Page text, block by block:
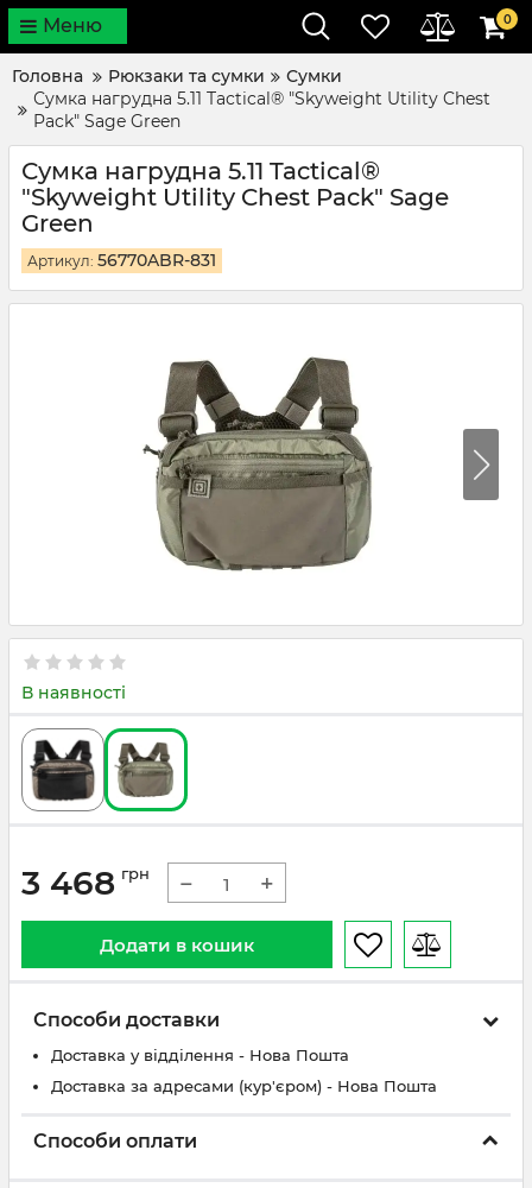
Меню 0
Головна Рюкзаки та сумки
Сумки
Сумка нагрудна 5.11 Tactical® "Skyweight Utility Chest
Pack" Sage Green
Сумка нагрудна 5.11 Tactical®
"Skyweight Utility Chest Pack" Sage
Green
Артикул: 56770ABR-831
В наявності
3 468 грн − +
Додати в кошик
Способи доставки
Доставка у відділення - Нова Пошта
Доставка за адресами (кур'єром) - Нова Пошта
Способи оплати